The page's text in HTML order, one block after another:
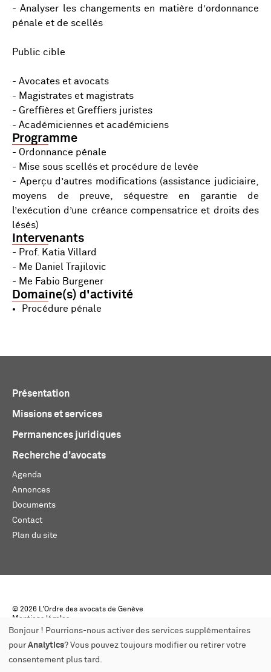
- Analyser les changements en matière d’ordonnance
pénale et de scellés
Public cible
- Avocates et avocats
- Magistrates et magistrats
- Greffières et Greffiers juristes
- Académiciennes et académiciens
Programme
- Ordonnance pénale
- Mise sous scellés et procédure de levée
- Aperçu d’autres modifications (assistance judiciaire,
moyens de preuve, séquestre en garantie de
l’exécution d’une créance compensatrice et droits des
lésés)
Intervenants
- Prof. Katia Villard
- Me Daniel Trajilovic
- Me Fabio Burgener
Domaine(s) d'activité
Procédure pénale
Présentation
Missions et services
Permanences juridiques
Recherche d'avocats
Agenda
Annonces
Documents
Contact
Plan du site
© 2026 L'Ordre des avocats de Genève
Mentions légales
Créé par monoloco
Bonjour ! Pourrions-nous activer des services supplémentaires
pour Analytics? Vous pouvez toujours modifier ou retirer votre
consentement plus tard.